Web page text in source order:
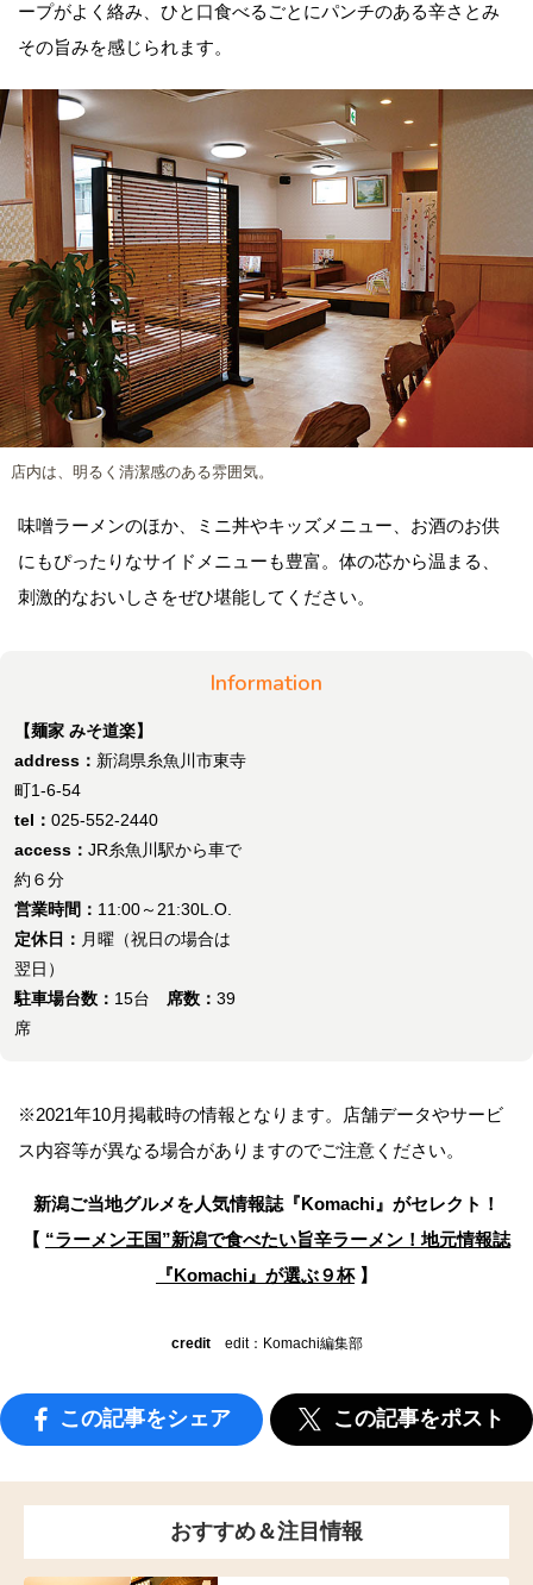
ープがよく絡み、ひと口食べるごとにパンチのある辛さとみ
その旨みを感じられます。
店内は、明るく清潔感のある雰囲気。
味噌ラーメンのほか、ミニ丼やキッズメニュー、お酒のお供
にもぴったりなサイドメニューも豊富。体の芯から温まる、
刺激的なおいしさをぜひ堪能してください。
Information
【麺家 みそ道楽】
address： 新潟県糸魚川市東寺
町1-6-54
tel： 025-552-2440
access： JR糸魚川駅から車で
約６分
営業時間： 11:00～21:30L.O.
定休日： 月曜（祝日の場合は
翌日）
駐車場台数： 15台 席数： 39
席
※2021年10月掲載時の情報となります。店舗データやサービ
ス内容等が異なる場合がありますのでご注意ください。
新潟ご当地グルメを人気情報誌 『Komachi』がセレクト！
【 “ラーメン王国”新潟で食べたい旨辛ラーメン！地元情報誌
『Komachi』が選ぶ９杯】
creditedit：Komachi編集部
この記事をシェア この記事をポスト
おすすめ＆注目情報